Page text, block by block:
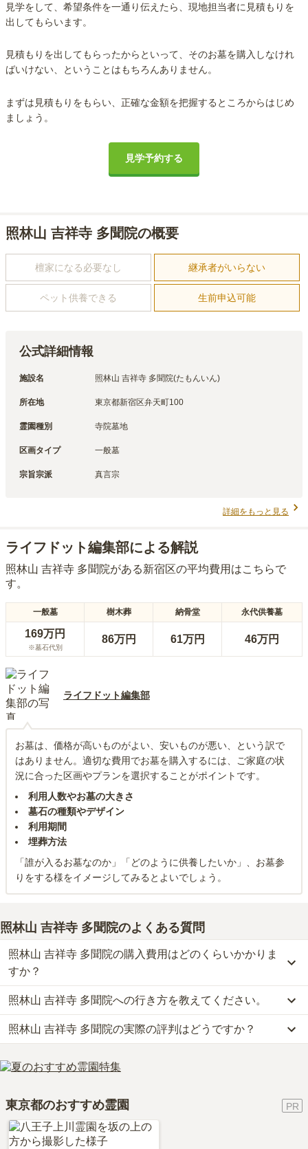
見学をして、希望条件を一通り伝えたら、現地担当者に見積もりを
出してもらいます。
見積もりを出してもらったからといって、そのお墓を購入しなけれ
ばいけない、ということはもちろんありません。
まずは見積もりをもらい、正確な金額を把握するところからはじめ
ましょう。
見学予約する
照林山 吉祥寺 多聞院の概要
檀家になる必要なし 継承者がいらない
ペット供養できる 生前申込可能
公式詳細情報
施設名 照林山 吉祥寺 多聞院(たもんいん)
所在地 東京都新宿区弁天町100
霊園種別 寺院墓地
区画タイプ 一般墓
宗旨宗派 真言宗
詳細をもっと見る
ライフドット編集部による解説
照林山 吉祥寺 多聞院がある新宿区の平均費用はこちらで
す。
一般墓 樹木葬 納骨堂 永代供養墓
169万円
※墓石代別
86万円 61万円 46万円
ライフドット編集部
お墓は、価格が高いものがよい、安いものが悪い、という訳で
はありません。適切な費用でお墓を購入するには、ご家庭の状
況に合った区画やプランを選択することがポイントです。
利用人数やお墓の大きさ
墓石の種類やデザイン
利用期間
埋葬方法
「誰が入るお墓なのか」「どのように供養したいか」、お墓参
りをする様をイメージしてみるとよいでしょう。
照林山 吉祥寺 多聞院のよくある質問
照林山 吉祥寺 多聞院の購入費用はどのくらいかかりま
すか？
照林山 吉祥寺 多聞院では、一般墓が約81.5万円(墓石代別)からお求
めいただけます。
なお、照林山 吉祥寺 多聞院がある東京都の相場は、一般墓が約169
万円（墓石代別途）です。
お墓は、価格が高いものがよい、安いものが悪い、という訳ではあ
照林山 吉祥寺 多聞院への行き方を教えてください。
公共交通機関の場合、大江戸線「牛込柳町駅」東口から徒歩約5分
です。
車の場合、首都3号渋谷線 「高樹町インター」から車で約13分で
す。
確認ください。
照林山 吉祥寺 多聞院の実際の評判はどうですか？
当サイトに寄せられた総合評価は、3.7点です。特に交通利便性、
設備・環境、管理状況が高く評価されています。
で気に入っている。ゆっくりと回ることができて良い立地。周りに
はあまり大きなお店がないので事前に用意して行かなければならな
いが、ガヤガヤしておらず良い。」といったお声をいただいており
東京都のおすすめ霊園